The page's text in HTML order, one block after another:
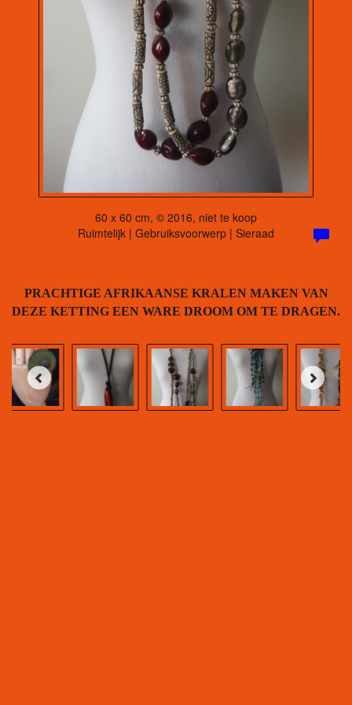
60 x 60 cm, © 2016, niet te koop
Ruimtelijk | Gebruiksvoorwerp | Sieraad
PRACHTIGE AFRIKAANSE KRALEN MAKEN VAN
DEZE KETTING EEN WARE DROOM OM TE DRAGEN.